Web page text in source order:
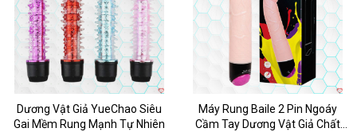
Dương Vật Giả YueChao Siêu
Gai Mềm Rung Mạnh Tự Nhiên
Máy Rung Baile 2 Pin Ngoáy
Cầm Tay Dương Vật Giả Chất